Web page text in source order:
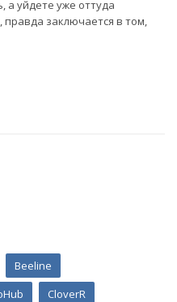
а уйдете уже оттуда
заключается в том,
Beeline
CloverR